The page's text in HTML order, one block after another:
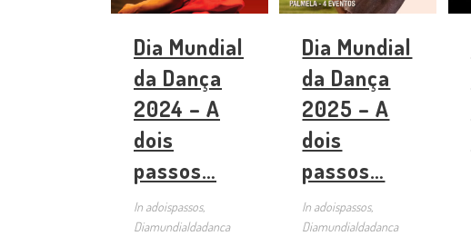
Dia Mundial
da Dança
2024 – A
dois
passos…
In adoispassos,
Diamundialdadanca
Dia Mundial
da Dança
2025 – A
dois
passos…
In adoispassos,
Diamundialdadanca